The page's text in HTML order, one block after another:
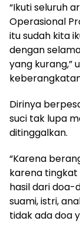
“Ikuti seluruh
Operasional
itu sudah kita
dengan
yang kurang,”
Dirinya
suci tak lupa
ditinggalkan.
“Karena
karena tingkat
hasil dari doa-
suami, istri,
tidak ada doa